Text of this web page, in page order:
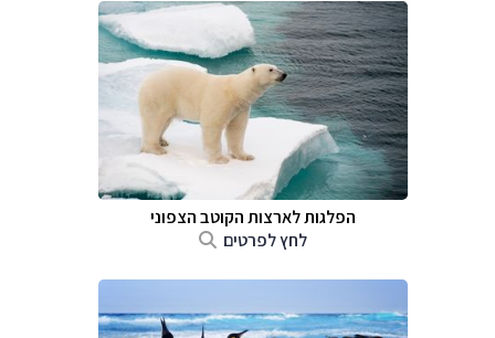
הפלגות לארצות הקוטב הצפוני
לחץ לפרטים